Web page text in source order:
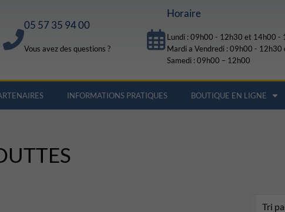
05 57 35 94 00
Vous avez des questions ?
Horaire
Lundi : 09h00 - 12h30 et 14h00 -
Mardi a Vendredi : 09h00 -
Samedi : 09h00 – 12h00
INFORMATIONS PRATIQUES BOUTIQUE EN LIGNE